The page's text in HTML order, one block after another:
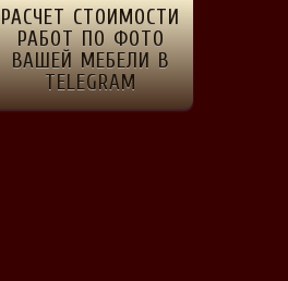
РАСЧЕТ СТОИМОСТИ
РАБОТ ПО ФОТО
ВАШЕЙ МЕБЕЛИ В
TELEGRAM